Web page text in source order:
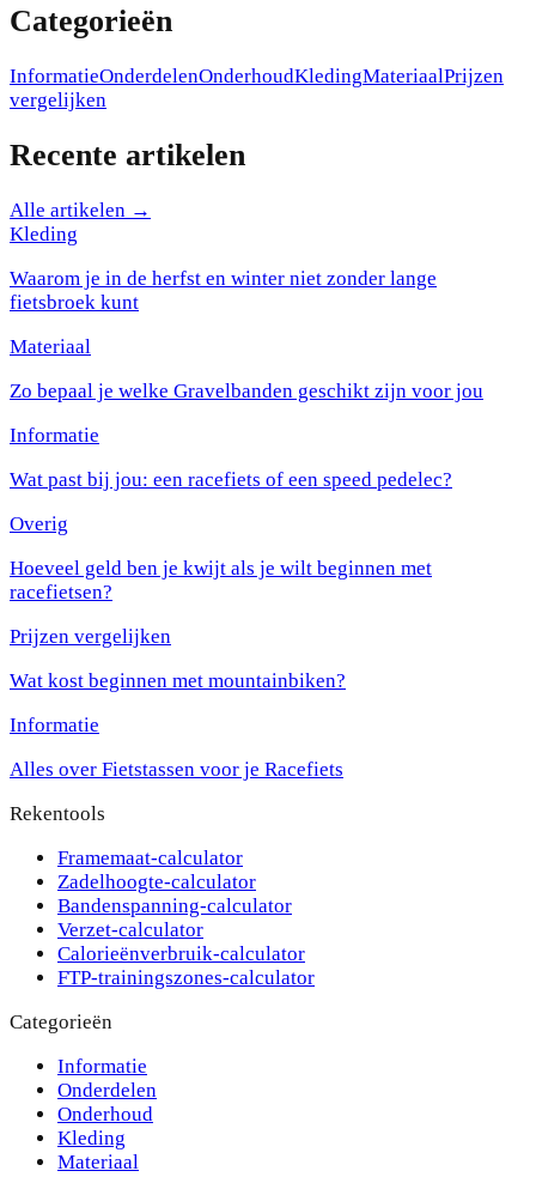
Categorieën
InformatieOnderdelenOnderhoudKledingMateriaalPrijzen
vergelijken
Recente artikelen
Alle artikelen →
Kleding
Waarom je in de herfst en winter niet zonder lange
fietsbroek kunt
Materiaal
Zo bepaal je welke Gravelbanden geschikt zijn voor jou
Informatie
Wat past bij jou: een racefiets of een speed pedelec?
Overig
Hoeveel geld ben je kwijt als je wilt beginnen met
racefietsen?
Prijzen vergelijken
Wat kost beginnen met mountainbiken?
Informatie
Alles over Fietstassen voor je Racefiets
Rekentools
Framemaat-calculator
Zadelhoogte-calculator
Bandenspanning-calculator
Verzet-calculator
Calorieënverbruik-calculator
FTP-trainingszones-calculator
Categorieën
Informatie
Onderdelen
Onderhoud
Kleding
Materiaal